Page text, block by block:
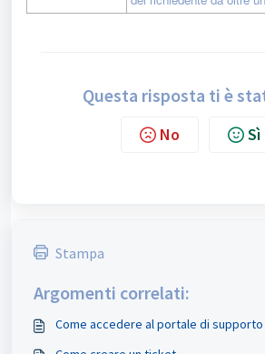
Questa risposta ti è
No Sì
Stampa
Argomenti correlati:
Come accedere al portale di supporto